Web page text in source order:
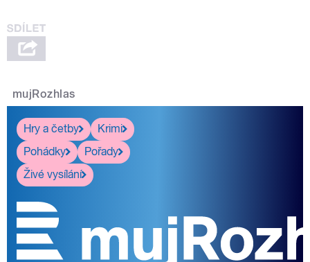
mujRozhlas
Hry a četby
Krimi
Pohádky
Pořady
Živé vysílání